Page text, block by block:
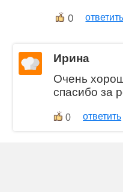
0 ответить
Ирина
Очень
спасибо за
0 ответить